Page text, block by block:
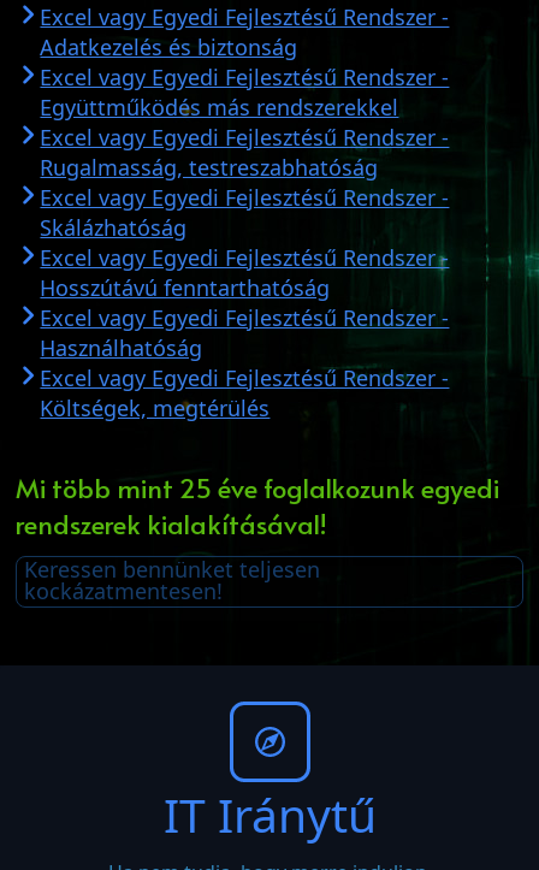
Excel vagy Egyedi Fejlesztésű Rendszer -
Adatkezelés és biztonság
Excel vagy Egyedi Fejlesztésű Rendszer -
Együttműködés más rendszerekkel
Excel vagy Egyedi Fejlesztésű Rendszer -
Rugalmasság, testreszabhatóság
Excel vagy Egyedi Fejlesztésű Rendszer -
Skálázhatóság
Excel vagy Egyedi Fejlesztésű Rendszer -
Hosszútávú fenntarthatóság
Excel vagy Egyedi Fejlesztésű Rendszer -
Használhatóság
Excel vagy Egyedi Fejlesztésű Rendszer -
Költségek, megtérülés
Mi több mint 25 éve foglalkozunk egyedi
rendszerek kialakításával!
Keressen bennünket teljesen
kockázatmentesen!
IT Iránytű